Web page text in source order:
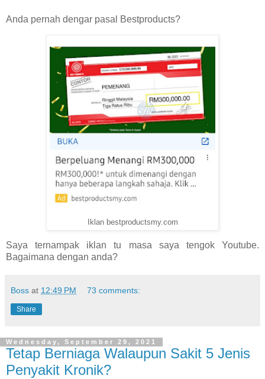
Anda pernah dengar pasal Bestproducts?
Iklan bestproductsmy.com
Saya ternampak iklan tu masa saya tengok Youtube.
Bagaimana dengan anda?
Boss at 12:49 PM 73 comments:
Share
Wednesday, September 29, 2021
Tetap Berniaga Walaupun Sakit 5 Jenis
Penyakit Kronik?